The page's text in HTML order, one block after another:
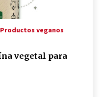
Casera para Crear Carne
Productos veganos
vegetal para